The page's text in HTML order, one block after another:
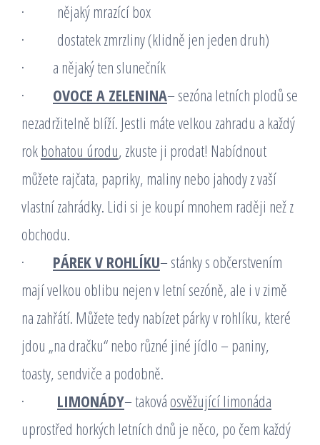
· nějaký mrazící box
· dostatek zmrzliny (klidně jen jeden druh)
· a nějaký ten slunečník
· OVOCE A ZELENINA– sezóna letních plodů se
nezadržitelně blíží. Jestli máte velkou zahradu a každý
rok bohatou úrodu, zkuste ji prodat! Nabídnout
můžete rajčata, papriky, maliny nebo jahody z vaší
vlastní zahrádky. Lidi si je koupí mnohem raději než z
obchodu.
· PÁREK V ROHLÍKU– stánky s občerstvením
mají velkou oblibu nejen v letní sezóně, ale i v zimě
na zahřátí. Můžete tedy nabízet párky v rohlíku, které
jdou „na dračku“ nebo různé jiné jídlo – paniny,
toasty, sendviče a podobně.
· LIMONÁDY– taková osvěžující limonáda
uprostřed horkých letních dnů je něco, po čem každý